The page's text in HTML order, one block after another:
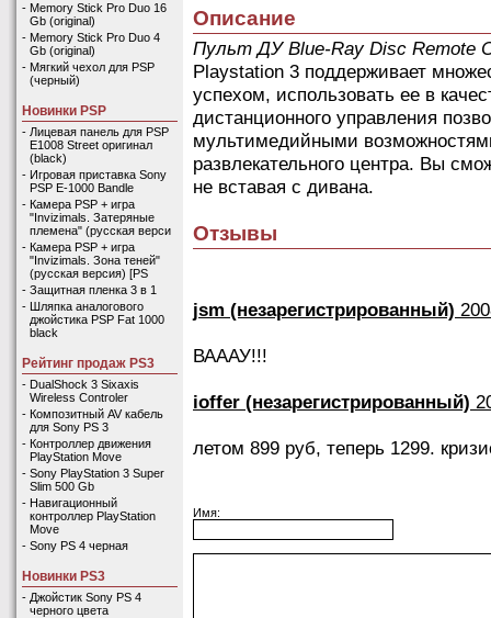
- Memory Stick Pro Duo 16
Gb (original)
- Memory Stick Pro Duo 4
Gb (original)
- Мягкий чехол для PSP
(черный)
Новинки PSP
- Лицевая панель для PSP
E1008 Street оригинал
(black)
- Игровая приставка Sony
PSP E-1000 Bandle
- Камера PSP + игра
"Invizimals. Затеряные
племена" (русская верси
- Камера PSP + игра
"Invizimals. Зона теней"
(русская версия) [PS
- Защитная пленка 3 в 1
- Шляпка аналогового
джойстика PSP Fat 1000
black
Рейтинг продаж PS3
- DualShock 3 Sixaxis
Wireless Controler
- Композитный AV кабель
для Sony PS 3
- Контроллер движения
PlayStation Move
- Sony PlayStation 3 Super
Slim 500 Gb
- Навигационный
контроллер PlayStation
Move
- Sony PS 4 черная
Новинки PS3
- Джойстик Sony PS 4
черного цвета
Описание
Пульт ДУ Blue-Ray Disc Remote
Playstation 3 поддерживает
успехом, использовать ее в
дистанционного управления
мультимедийными
развлекательного центра. Вы
не вставая с дивана.
Отзывы
jsm (незарегистрированный)
ВАААУ!!!
ioffer (незарегистрированный)
летом 899 руб, теперь 1299.
Имя: